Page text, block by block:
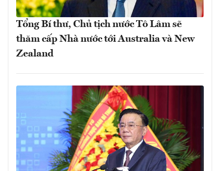
Tổng Bí thư, Chủ tịch nước Tô Lâm sẽ
thăm cấp Nhà nước tới Australia và New
Zealand